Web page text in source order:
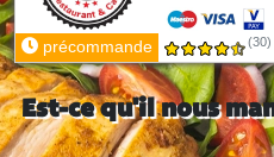
précommande (30)
Est-ce qu'il nous